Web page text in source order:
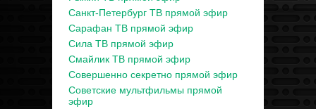
Санкт-Петербург ТВ прямой эфир
Сарафан ТВ прямой эфир
Сила ТВ прямой эфир
Смайлик ТВ прямой эфир
Совершенно секретно прямой эфир
Советские мультфильмы прямой
эфир